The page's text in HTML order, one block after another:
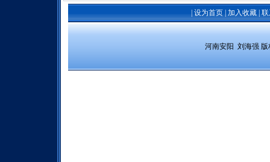
设为首页 加入收藏
河南安阳  刘海强 版